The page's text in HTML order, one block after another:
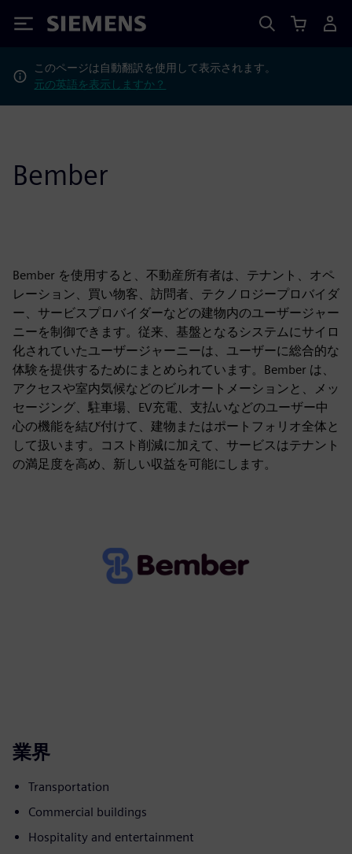
Siemens
このページは自動翻訳を使用して表示されます。
元の英語を表示しますか？
Bember
Bember を使用すると、不動産所有者は、テナント、オペ
レーション、買い物客、訪問者、テクノロジープロバイダ
ー、サービスプロバイダーなどの建物内のユーザージャー
ニーを制御できます。従来、基盤となるシステムにサイロ
化されていたユーザージャーニーは、ユーザーに総合的な
体験を提供するためにまとめられています。Bember は、
アクセスや室内気候などのビルオートメーションと、メッ
セージング、駐車場、EV充電、支払いなどのユーザー中
心の機能を結び付けて、建物またはポートフォリオ全体と
して扱います。コスト削減に加えて、サービスはテナント
の満足度を高め、新しい収益を可能にします。
業界
Transportation
Commercial buildings
Hospitality and entertainment